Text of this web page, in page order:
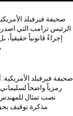
صحيفة فيرفيلد
الرئيس ترامب التي
إجراءً قانونياً
صحيفة فيرفيلد
رمزياً واضحاً
نصب تمثال
مذكرة توقيف